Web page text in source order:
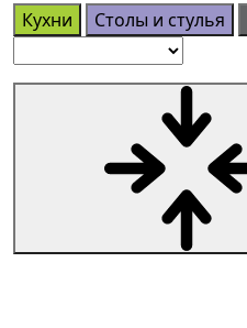
Кухни Столы и стулья